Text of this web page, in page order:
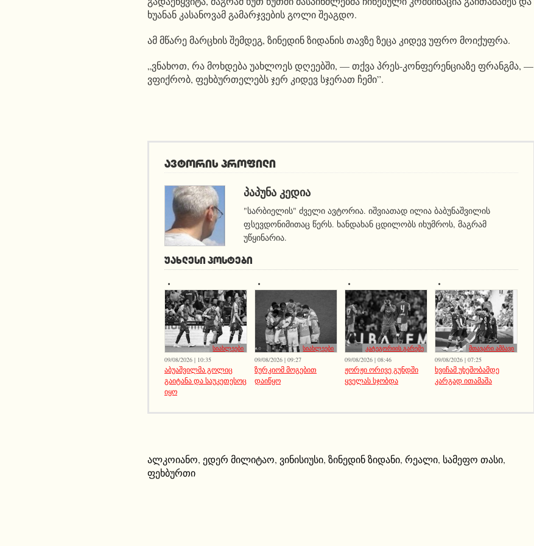
ხუანან კასანოვამ გამარჯვების გოლი შეაგდო.
ამ მწარე მარცხის შემდეგ, ზინედინ ზიდანის თავზე ზეცა კიდევ უფრო მოიქუფრა.
„ვნახოთ, რა მოხდება უახლოეს დღეებში, — თქვა პრეს-კონფერენციაზე ფრანგმა, —
ვფიქრობ, ფეხბურთელებს ჯერ კიდევ სჯერათ ჩემი”.
ავტორის პროფილი
ᲞᲐᲞᲣᲜᲐ ᲙᲔᲓᲘᲐ
"სარბიელის" ძველი ავტორია. იშვიათად ილია ბაბუნაშვილის
ფსევდონიმითაც წერს. ხანდახან ცდილობს იხუმროს, მაგრამ
უწყინარია.
ᲣᲐᲮᲚᲔᲡᲘ ᲞᲝᲡᲢᲔᲑᲘ
სიახლეები
09/08/2026 | 10:35
აბუაშვილმა გოლიც
გაიტანა და საუკეთესოც
იყო
სიახლეები
09/08/2026 | 09:27
ზურკიომ მოგებით
დაიწყო
კატეგორიის გარეშე
09/08/2026 | 08:46
ჟორჟი ორივე გუნდში
ყველას სჯობდა
მთავარი ამბავი
09/08/2026 | 07:25
ხვიჩამ უხეშობამდე
კარგად ითამაშა
ალკოიანო, ედერ მილიტაო, ვინისიუსი, ზინედინ ზიდანი, რეალი, სამეფო თასი,
ფეხბურთი